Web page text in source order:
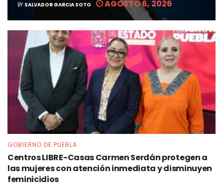
BY SALVADOR GARCIA SOTO AGOSTO 6, 2026
GOBIERNO DE PUEBLA
Centros LIBRE-Casas Carmen Serdán protegen a
las mujeres con atención inmediata y disminuyen
feminicidios